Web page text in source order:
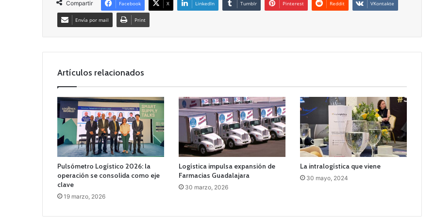
Compartir Facebook X LinkedIn Tumblr Pinterest Reddit VKontakte
Envía por mail Print
Artículos relacionados
Pulsómetro Logístico 2026: la
operación se consolida como eje
clave
19 marzo, 2026
Logística impulsa expansión de
Farmacias Guadalajara
30 marzo, 2026
La intralogística que viene
30 mayo, 2024